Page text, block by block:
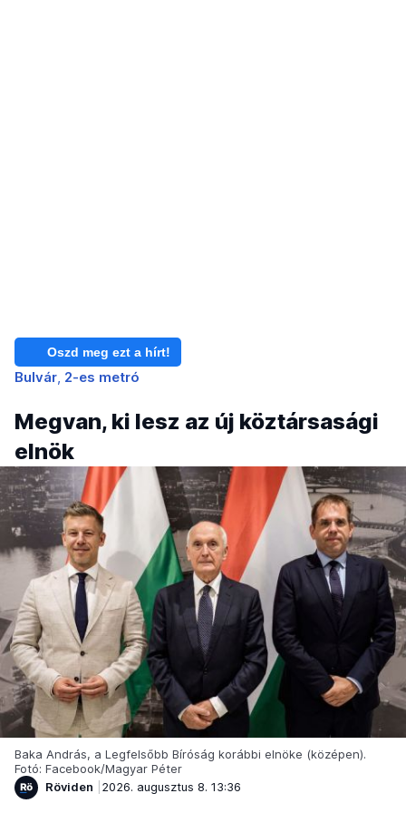
Oszd meg ezt a hírt!
Bulvár 2-es metró
Megvan, ki lesz az új köztársasági
elnök
Baka András, a Legfelsőbb Bíróság korábbi elnöke (középen).
Fotó: Facebook/Magyar Péter
Röviden
2026. augusztus 8. 13:36